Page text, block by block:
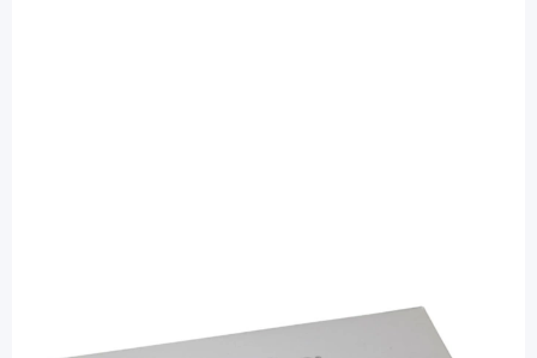
myLife Clickfine 12 (29G) 0,33 x 12 mm -
Pennadeln / 100 Stück